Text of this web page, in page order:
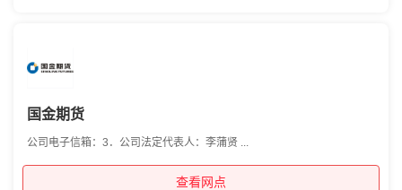
国金期货
公司电子信箱：3．公司法定代表人：李蒲贤 ...
查看网点